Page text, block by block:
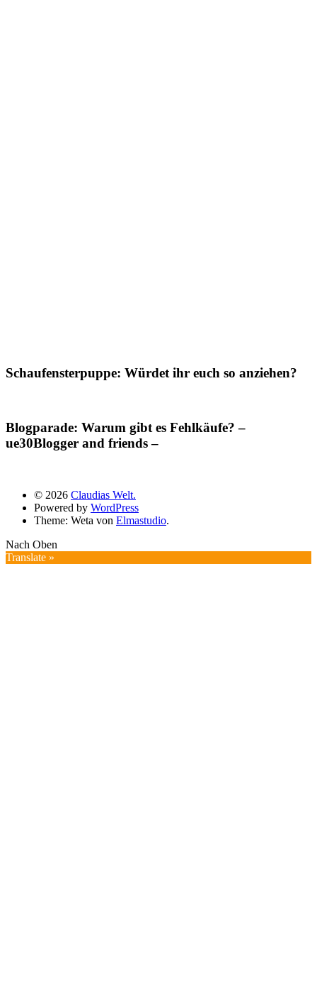
Schaufensterpuppe: Würdet ihr euch so anziehen?
Blogparade: Warum gibt es Fehlkäufe? –
ue30Blogger and friends –
© 2026 Claudias Welt.
Powered by WordPress
Theme: Weta von Elmastudio.
Nach Oben
Translate »